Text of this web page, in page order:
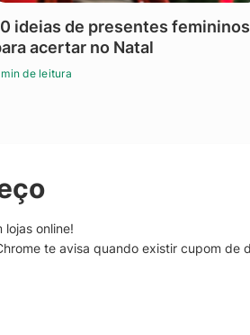
ideias de presentes femininos
acertar no Natal
de leitura
lojas online!
te avisa quando existir cupom de